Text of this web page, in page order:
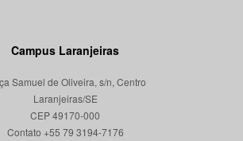
Campus Laranjeiras
Samuel de Oliveira, s/n, Centro
Laranjeiras/SE
CEP 49170-000